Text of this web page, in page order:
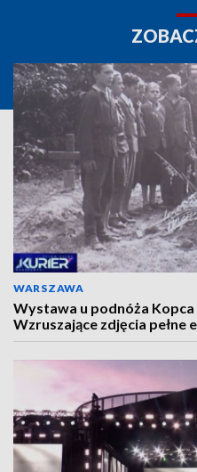
WARSZAWA
Wystawa u podnóża
Wzruszające zdjęcia pełne